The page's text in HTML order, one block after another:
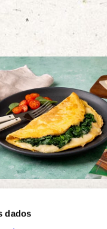
dados